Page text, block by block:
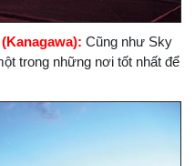
Cũng như Sky
trong những nơi tốt nhất để